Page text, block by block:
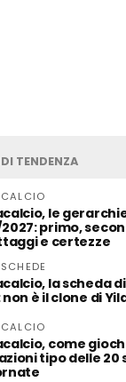
DI TENDENZA
le
primo,
e certezze
la scheda
è il clone di
come
tipo delle 20